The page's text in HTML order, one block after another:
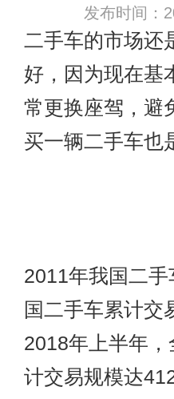
发布时间：
二手车的市场还
好，因为现在基
常更换座驾，避
买一辆二手车也
2011年我国二
国二手车累计交
2018年上半年
计交易规模达